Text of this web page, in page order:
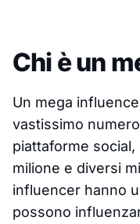
Chi è un
Un mega
vastissimo
piattaforme
milione e diversi
influencer hanno
possono